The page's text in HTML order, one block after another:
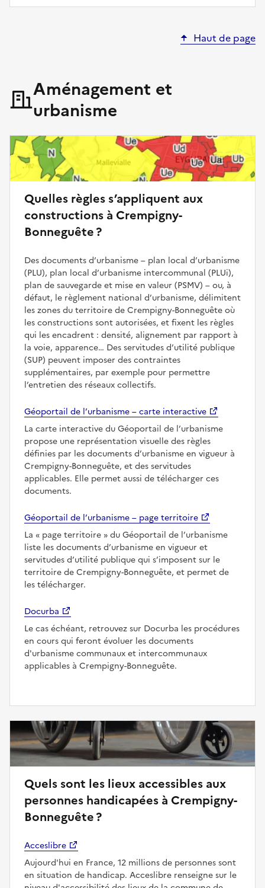
Haut de page
Aménagement et
urbanisme
Quelles règles s’appliquent aux
constructions à Crempigny-
Bonneguête ?
Des documents d’urbanisme – plan local d’urbanisme
(PLU), plan local d’urbanisme intercommunal (PLUi),
plan de sauvegarde et mise en valeur (PSMV) – ou, à
défaut, le règlement national d’urbanisme, délimitent
les zones du territoire de Crempigny-Bonneguête où
les constructions sont autorisées, et fixent les règles
qui les encadrent : densité, alignement par rapport à
la voie, apparence… Des servitudes d’utilité publique
(SUP) peuvent imposer des contraintes
supplémentaires, par exemple pour permettre
l’entretien des réseaux collectifs.
Géoportail de l’urbanisme – carte interactive
La carte interactive du Géoportail de l’urbanisme
propose une représentation visuelle des règles
définies par les documents d’urbanisme en vigueur à
Crempigny-Bonneguête, et des servitudes
applicables. Elle permet aussi de télécharger ces
documents.
Géoportail de l’urbanisme – page territoire
La
page territoire
du Géoportail de l’urbanisme
liste les documents d’urbanisme en vigueur et
servitudes d’utilité publique qui s’imposent sur le
territoire de Crempigny-Bonneguête, et permet de
les télécharger.
Docurba
Le cas échéant, retrouvez sur Docurba les procédures
en cours qui feront évoluer les documents
d'urbanisme communaux et intercommunaux
applicables à Crempigny-Bonneguête.
Quels sont les lieux accessibles aux
personnes handicapées à Crempigny-
Bonneguête ?
Acceslibre
Aujourd'hui en France, 12 millions de personnes sont
en situation de handicap. Acceslibre renseigne sur le